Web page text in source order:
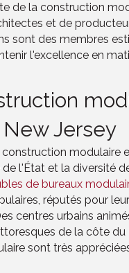
de la construction
et de
sont des membres
l'excellence en
Jersey
modulaire
l'État et la diversité
de bureaux
réputés pour
centres urbains
de la côte du
sont très